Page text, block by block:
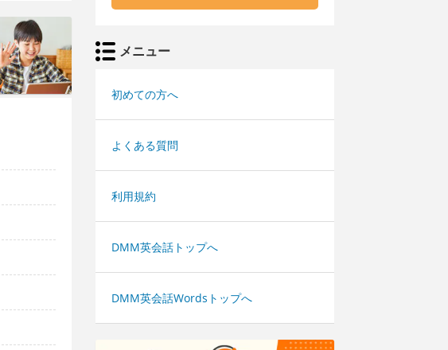
メニュー
初めての方へ
よくある質問
利用規約
DMM英会話トップへ
DMM英会話Wordsトップへ